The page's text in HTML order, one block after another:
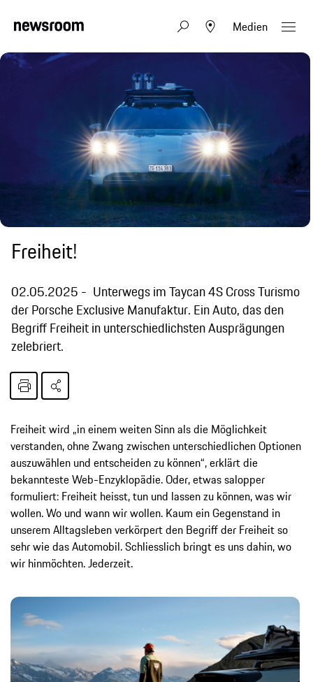
Medien
Freiheit!
02.05.2025
Unterwegs im Taycan 4S Cross Turismo
der Porsche Exclusive Manufaktur. Ein Auto, das den
Begriff Freiheit in unterschiedlichsten Ausprägungen
zelebriert.
Freiheit wird „in einem weiten Sinn als die Möglichkeit
verstanden, ohne Zwang zwischen unterschiedlichen Optionen
auszuwählen und entscheiden zu können“, erklärt die
bekannteste Web-Enzyklopädie. Oder, etwas salopper
formuliert: Freiheit heisst, tun und lassen zu können, was wir
wollen. Wo und wann wir wollen. Kaum ein Gegenstand in
unserem Alltagsleben verkörpert den Begriff der Freiheit so
sehr wie das Automobil. Schliesslich bringt es uns dahin, wo
wir hinmöchten. Jederzeit.